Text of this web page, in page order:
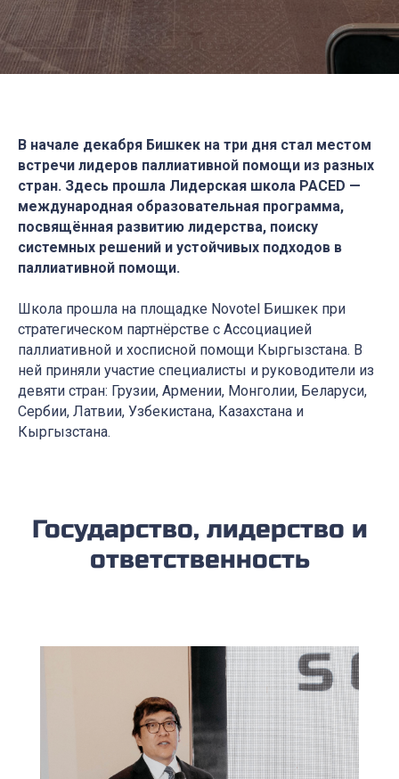
В начале декабря Бишкек на три дня стал местом
встречи лидеров паллиативной помощи из разных
стран. Здесь прошла Лидерская школа PACED —
международная образовательная программа,
посвящённая развитию лидерства, поиску
системных решений и устойчивых подходов в
паллиативной помощи.
Школа прошла на площадке Novotel Бишкек при
стратегическом партнёрстве с Ассоциацией
паллиативной и хосписной помощи Кыргызстана. В
ней приняли участие специалисты и руководители из
девяти стран: Грузии, Армении, Монголии, Беларуси,
Сербии, Латвии, Узбекистана, Казахстана и
Кыргызстана.
Государство, лидерство и
ответственность